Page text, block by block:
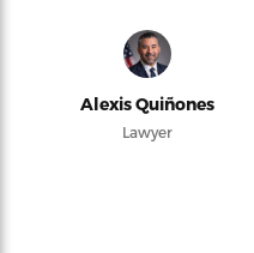
Alexis Quiñones
Lawyer